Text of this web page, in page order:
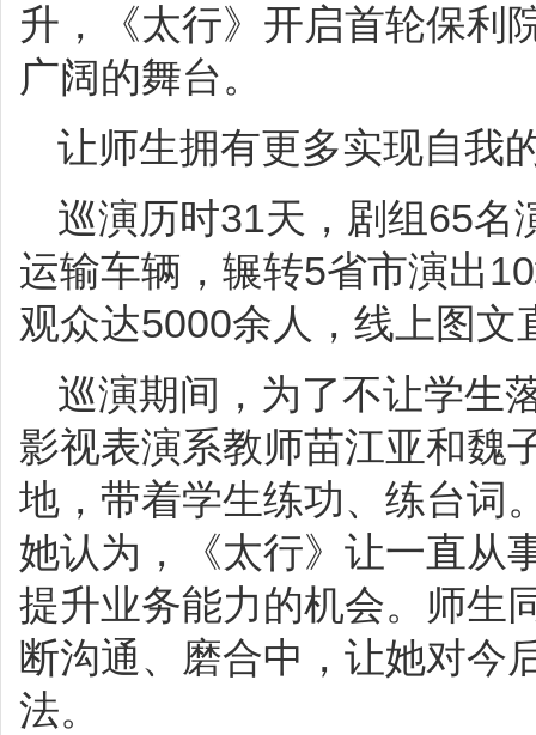
升，《太行》开启首轮保利
广阔的舞台。
让师生拥有更多实现自我
巡演历时31天，剧组65名
运输车辆，辗转5省市演出
观众达5000余人，线上图
巡演期间，为了不让学生
影视表演系教师苗江亚和魏
地，带着学生练功、练台词
她认为，《太行》让一直从
提升业务能力的机会。师生
断沟通、磨合中，让她对今
法。